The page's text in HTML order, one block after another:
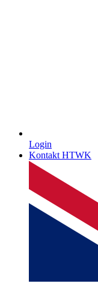
Login
Kontakt HTWK